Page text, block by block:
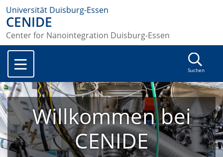
Universität Duisburg-Essen
CENIDE
Center for Nanointegration Duisburg-Essen
Suchen
Willkommen bei
CENIDE